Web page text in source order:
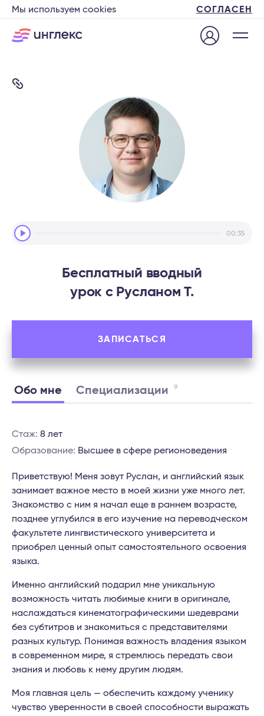
Мы используем cookies СОГЛАСЕН
Бесплатный вводный
урок c Русланом Т.
ЗАПИСАТЬСЯ
Audio
Player
00:35
Обо мне Специализации 9
Стаж: 8 лет
Образование: Высшее в сфере регионоведения
Приветствую! Меня зовут Руслан, и английский язык
занимает важное место в моей жизни уже много лет.
Знакомство с ним я начал еще в раннем возрасте,
позднее углубился в его изучение на переводческом
факультете лингвистического университета и
приобрел ценный опыт самостоятельного освоения
языка.
Именно английский подарил мне уникальную
возможность читать любимые книги в оригинале,
наслаждаться кинематографическими шедеврами
без субтитров и знакомиться с представителями
разных культур. Понимая важность владения языком
в современном мире, я стремлюсь передать свои
знания и любовь к нему другим людям.
Моя главная цель — обеспечить каждому ученику
чувство уверенности в своей способности выражать